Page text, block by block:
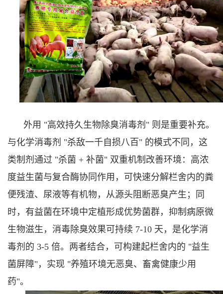
外用 "高效持久生物除臭消毒剂" 则是重要补充。
与化学消毒剂 "杀敌一千自损八百" 的模式不同，这
类制剂通过 "杀菌 + 补菌" 双重机制改善环境：高浓
度益生菌与复合酶协同作用，可快速分解栏舍内的粪
便残渣、尿液等有机物，从源头阻断恶臭产生；同
时，有益菌在环境中定植形成优势菌群，抑制病原微
生物滋生，消毒除臭效果可持续 7-10 天，是化学消
毒剂的 3-5 倍。两者结合，可构建起栏舍内的 "益生
菌屏障"，实现 "养殖环境无恶臭、畜禽健康少用
药"。